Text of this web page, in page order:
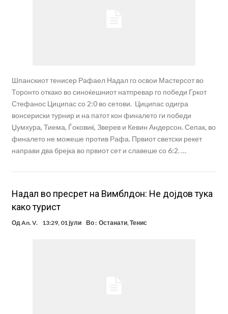
Шпанскиот тенисер Рафаел Надал го освои Мастерсот во
Торонто откако во синоќешниот натпревар го победи Гркот
Стефанос Циципас со 2:0 во сетови. Циципас одигра
вонсериски турнир и на патот кон финалето ги победи
Џумхура, Тиема, Ѓоковиќ, Зверев и Кевин Андерсон. Сепак, во
финалето не можеше против Рафа. Првиот светски рекет
направи два брејка во првиот сет и славеше со 6:2. …
Надал во пресрет на Вимблдон: Не дојдов тука
како турист
Од An. V. 13:29, 01 јули Во : Останати, Тенис